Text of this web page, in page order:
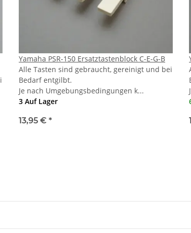
Yamaha PSR-150 Ersatztastenblock C-E-G-B
Alle Tasten sind gebraucht, gereinigt und bei
Bedarf entgilbt.
Je nach Umgebungsbedingungen k...
3 Auf Lager
13,95 € *